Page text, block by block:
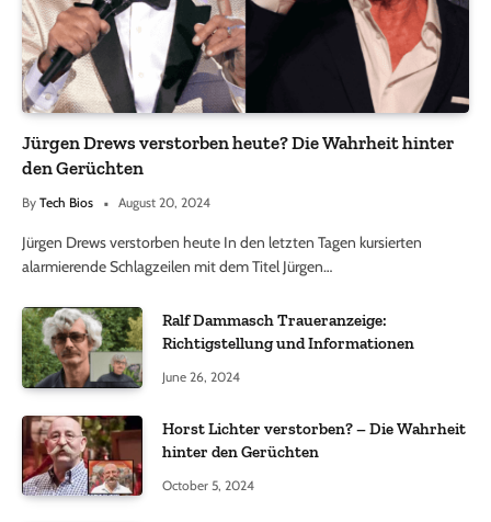
Jürgen Drews verstorben heute? Die Wahrheit hinter
den Gerüchten
By Tech Bios August 20, 2024
Jürgen Drews verstorben heute In den letzten Tagen kursierten
alarmierende Schlagzeilen mit dem Titel Jürgen…
Ralf Dammasch Traueranzeige:
Richtigstellung und Informationen
June 26, 2024
Horst Lichter verstorben? – Die Wahrheit
hinter den Gerüchten
October 5, 2024